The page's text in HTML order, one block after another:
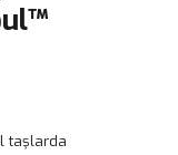
taşlarda